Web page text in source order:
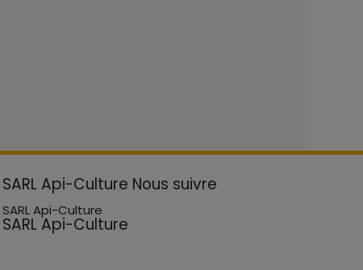
SARL Api-Culture Nous suivre
SARL Api-Culture
SARL Api-Culture